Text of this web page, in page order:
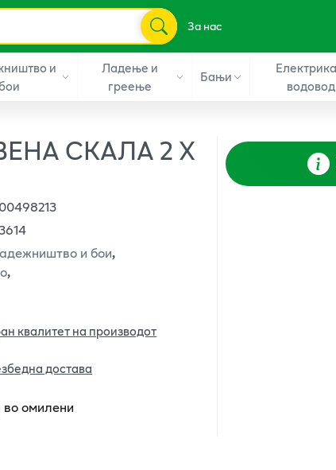
За нас
и
Ладење и
греење
Бањи
водовод
СКАЛА 2 X
и бои,
,
квалитет на производот
достава
во омилени